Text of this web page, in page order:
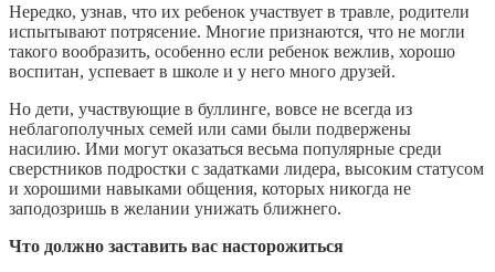
Нередко, узнав, что их ребенок участвует в травле, родители
испытывают потрясение. Многие признаются, что не могли
такого вообразить, особенно если ребенок вежлив, хорошо
воспитан, успевает в школе и у него много друзей.
Но дети, участвующие в буллинге, вовсе не всегда из
неблагополучных семей или сами были подвержены
насилию. Ими могут оказаться весьма популярные среди
сверстников подростки с задатками лидера, высоким статусом
и хорошими навыками общения, которых никогда не
заподозришь в желании унижать ближнего.
Что должно заставить вас насторожиться